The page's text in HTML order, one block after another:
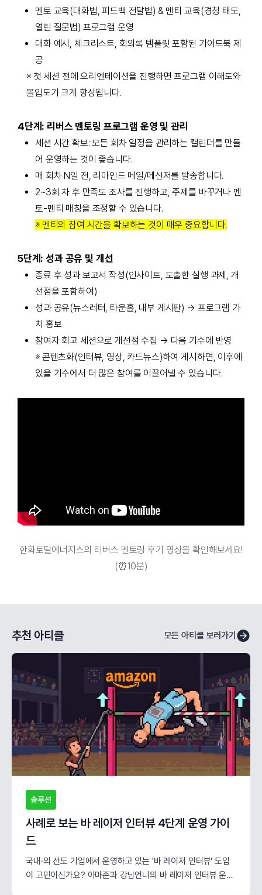
멘토 교육(대화법, 피드백 전달법) & 멘티 교육(경청 태도,
열린 질문법) 프로그램 운영
대화 예시, 체크리스트, 회의록 템플릿 포함된 가이드북 제
공
※ 첫 세션 전에 오리엔테이션을 진행하면 프로그램 이해도와
몰입도가 크게 향상됩니다.
4단계: 리버스 멘토링 프로그램 운영 및 관리
세션 시간 확보: 모든 회차 일정을 관리하는 캘린더를 만들
어 운영하는 것이 좋습니다.
매 회차 N일 전, 리마인드 메일/메신저를 발송합니다.
2~3회 차 후 만족도 조사를 진행하고, 주제를 바꾸거나 멘
토-멘티 매칭을 조정할 수 있습니다.
※ 멘티의 참여 시간을 확보하는 것이 매우 중요합니다.
5단계: 성과 공유 및 개선
종료 후 성과 보고서 작성(인사이트, 도출한 실행 과제, 개
선점을 포함하여)
성과 공유(뉴스레터, 타운홀, 내부 게시판) → 프로그램 가
치 홍보
참여자 회고 세션으로 개선점 수집 → 다음 기수에 반영
※ 콘텐츠화(인터뷰, 영상, 카드뉴스)하여 게시하면, 이후에
있을 기수에서 더 많은 참여를 이끌어낼 수 있습니다.
한화토탈에너지스의 리버스 멘토링 후기 영상을 확인해보세요!
(⏰10분)
추천 아티클 모든 아티클 보러가기
솔루션
사례로 보는 바 레이저 인터뷰 4단계 운영 가이
드
국내·외 선도 기업에서 운영하고 있는 '바 레이저 인터뷰' 도입
이 고민이신가요? 아마존과 강남언니의 바 레이저 인터뷰 운영